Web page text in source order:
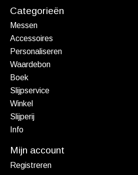
Categorieën
Messen
Accessoires
Personaliseren
Waardebon
Boek
Slijpservice
Winkel
Slijperij
Info
Mijn account
Registreren